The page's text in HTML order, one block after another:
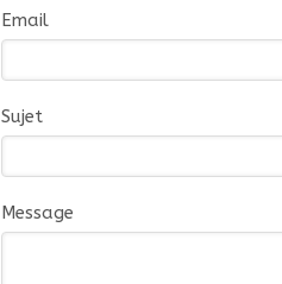
Email
Sujet
Message